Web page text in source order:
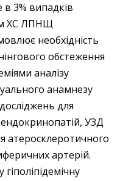
3% випадків
ХС ЛПНЩ
необхідність
обстеження
аналізу
анамнезу
для
ендокринопатій, УЗД
атеросклеротичного
артерій.